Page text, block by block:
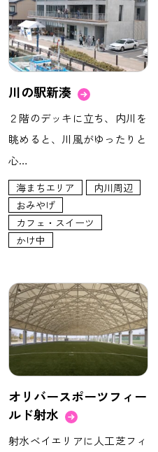
川の駅新湊
２階のデッキに立ち、内川を
眺めると、川風がゆったりと
心…
海まちエリア
内川周辺
おみやげ
カフェ・スイーツ
かけ中
オリバースポーツフィー
ルド射水
射水ベイエリアに人工芝フィ